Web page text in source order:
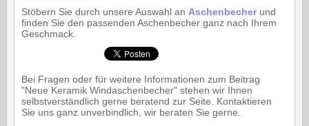
Stöbern Sie durch unsere Auswahl an Aschenbecherund
finden Sie den passenden Aschenbecher ganz nach Ihrem
Geschmack.
Bei Fragen oder für weitere Informationen zum Beitrag
"Neue Keramik Windaschenbecher" stehen wir Ihnen
selbstverständlich gerne beratend zur Seite. Kontaktieren
Sie uns ganz unverbindlich, wir beraten Sie gerne.